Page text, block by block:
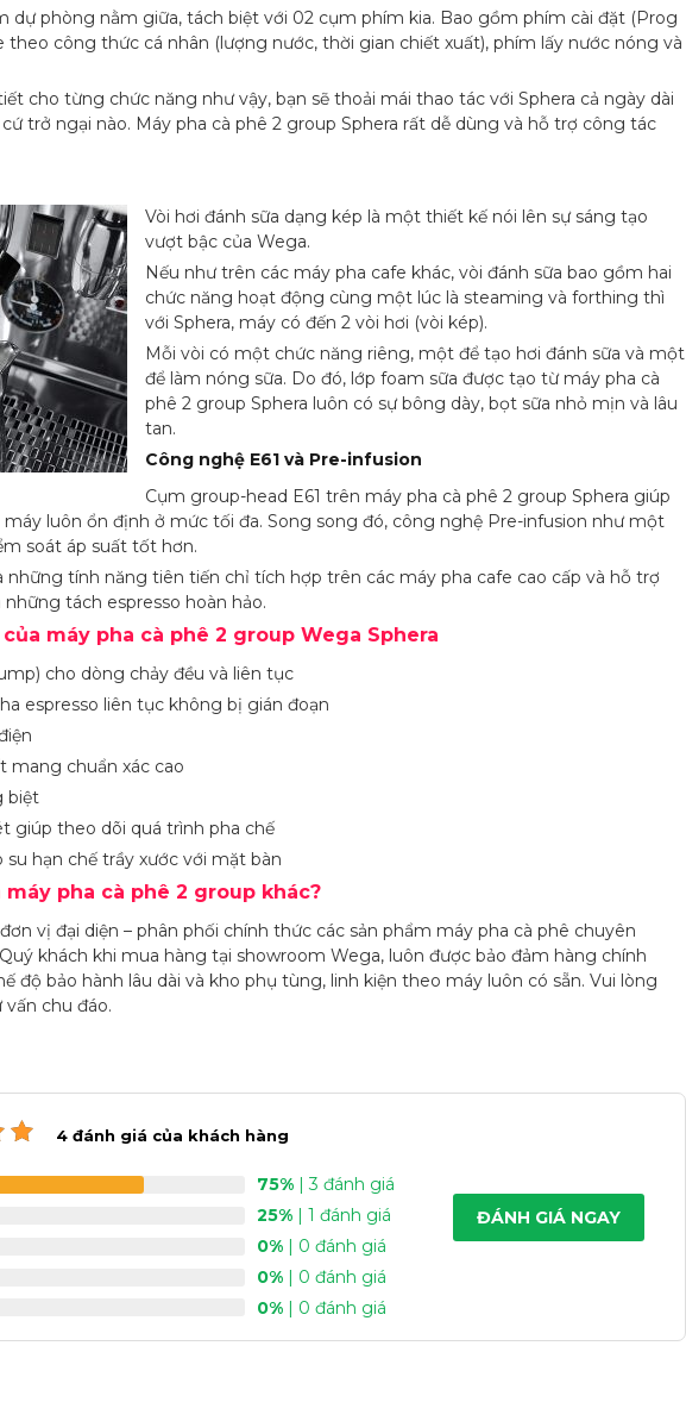
dự phòng nằm giữa, tách biệt với 02 cụm phím kia. Bao gồm phím cài đặt (Prog
theo công thức cá nhân (lượng nước, thời gian chiết xuất), phím lấy nước nóng và
cho từng chức năng như vậy, bạn sẽ thoải mái thao tác với Sphera cả ngày dài
trở ngại nào. Máy pha cà phê 2 group Sphera rất dễ dùng và hỗ trợ công tác
Vòi hơi đánh sữa dạng kép là một thiết kế nói lên sự sáng tạo
vượt bậc của Wega.
Nếu như trên các máy pha cafe khác, vòi đánh sữa bao gồm hai
chức năng hoạt động cùng một lúc là steaming và forthing thì
với Sphera, máy có đến 2 vòi hơi (vòi kép).
Mỗi vòi có một chức năng riêng, một để tạo hơi đánh sữa và một
để làm nóng sữa. Do đó, lớp foam sữa được tạo từ máy pha cà
phê 2 group Sphera luôn có sự bông dày, bọt sữa nhỏ mịn và lâu
tan.
Công nghệ E61 và Pre-infusion
Cụm group-head E61 trên máy pha cà phê 2 group Sphera giúp
luôn ổn định ở mức tối đa. Song song đó, công nghệ Pre-infusion như một
soát áp suất tốt hơn.
những tính năng tiên tiến chỉ tích hợp trên các máy pha cafe cao cấp và hỗ trợ
tách espresso hoàn hảo.
máy pha cà phê 2 group Wega Sphera
cho dòng chảy đều và liên tục
espresso liên tục không bị gián đoạn
mang chuẩn xác cao
biệt
giúp theo dõi quá trình pha chế
hạn chế trầy xước với mặt bàn
pha cà phê 2 group khác?
vị đại diện – phân phối chính thức các sản phẩm máy pha cà phê chuyên
khách khi mua hàng tại showroom Wega, luôn được bảo đảm hàng chính
độ bảo hành lâu dài và kho phụ tùng, linh kiện theo máy luôn có sẵn. Vui lòng
chu đáo.
4 đánh giá của khách hàng
75% | 3 đánh giá
25% | 1 đánh giá
0% | 0 đánh giá
0% | 0 đánh giá
0% | 0 đánh giá
ĐÁNH GIÁ NGAY